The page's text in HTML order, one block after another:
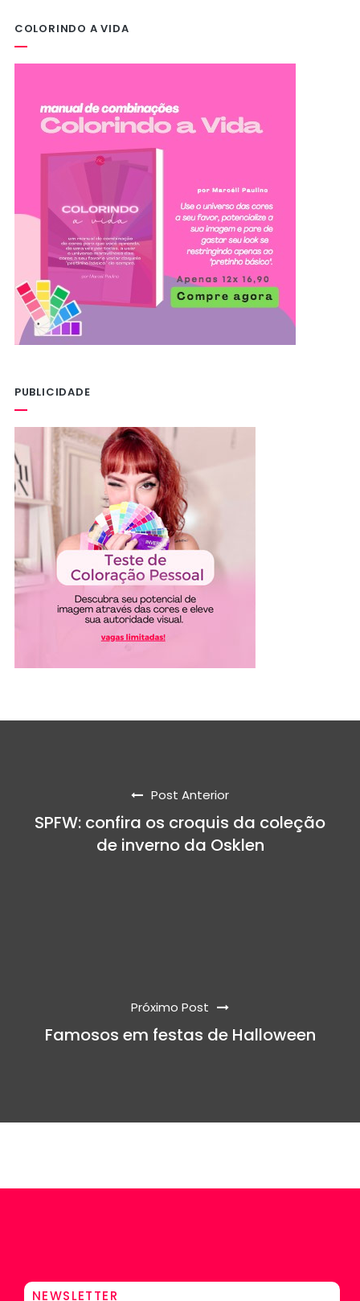
COLORINDO A VIDA
PUBLICIDADE
Post Anterior
SPFW: confira os croquis da coleção
de inverno da Osklen
Próximo Post
Famosos em festas de Halloween
NEWSLETTER